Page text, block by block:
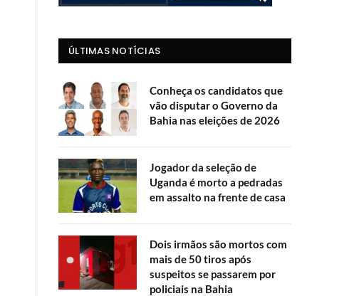
ÚLTIMAS NOTÍCIAS
Conheça os candidatos que
vão disputar o Governo da
Bahia nas eleições de 2026
Jogador da seleção de
Uganda é morto a pedradas
em assalto na frente de casa
Dois irmãos são mortos com
mais de 50 tiros após
suspeitos se passarem por
policiais na Bahia